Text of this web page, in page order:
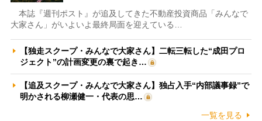
本誌『週刊ポスト』が追及してきた不動産投資商品「みんなで
大家さん」がいよいよ最終局面を迎えている…
【独走スクープ・みんなで大家さん】二転三転した“成田プロ
ジェクト”の計画変更の裏で起き…
【追及スクープ・みんなで大家さん】独占入手“内部議事録”で
明かされる柳瀬健一・代表の思…
一覧を見る